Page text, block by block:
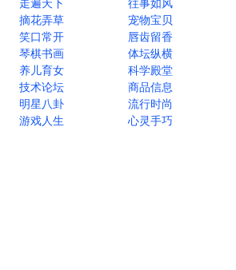
走遍天下
往事如风
摘花弄草
宠物宝贝
笑口常开
唇齿留香
琴棋书画
体坛纵横
养儿育女
科学殿堂
技术论坛
商品信息
明星八卦
流行时尚
游戏人生
心灵手巧